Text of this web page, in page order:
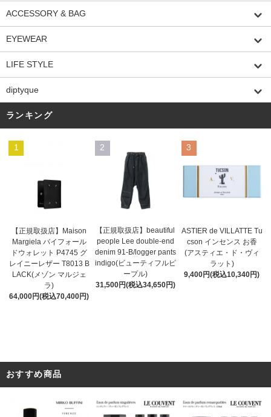
ACCESSORY & BAG
EYEWEAR
LIFE STYLE
diptyque
ランキング
1
【正規取扱店】Maison
Margiela バイフォール
ドウォレット P4745 グ
レイニーレザー T8013 B
LACK(メゾン マルジェ
ラ)
64,000円(税込70,400円)
2
【正規取扱店】beautiful
people Lee double-end
denim 91-B/logger pants
indigo(ビューティフルピ
ープル)
31,500円(税込34,650円)
3
ASTIER de VILLATTE Tu
cson インセンス お香
(アスティエ・ド・ヴィ
ラット)
9,400円(税込10,340円)
おすすめ商品